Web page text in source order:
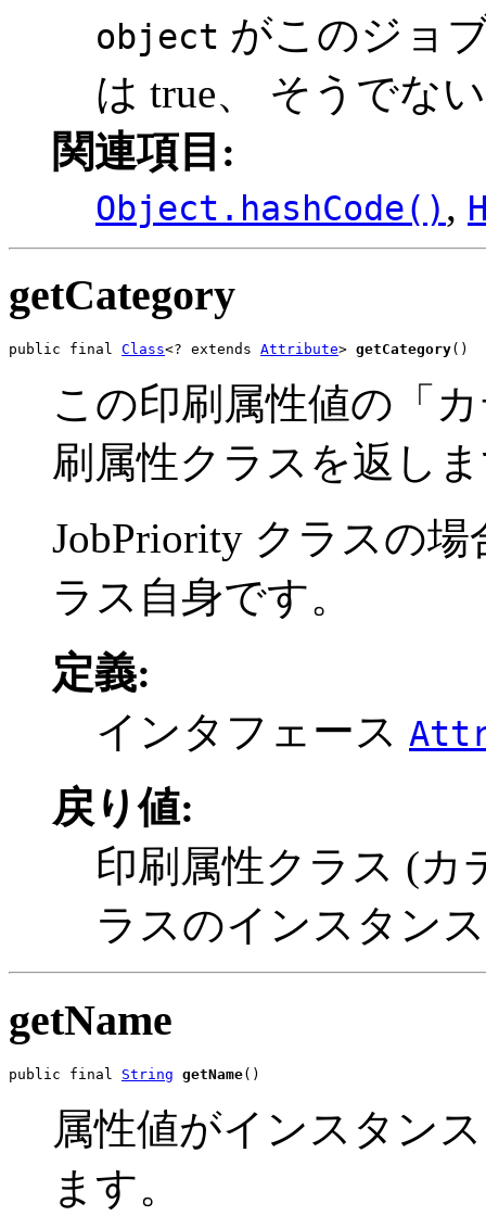
object がこのジョ
は true、 そうでな
関連項目:
Object.hashCode() ,
getCategory
public final Class<? extends Attribute> getCategory()
この印刷属性値の「
刷属性クラスを返し
JobPriority クラスの
ラス自身です。
定義:
インタフェース
戻り値:
印刷属性クラス (カ
ラスのインスタンス
getName
public final String getName()
属性値がインスタン
ます。